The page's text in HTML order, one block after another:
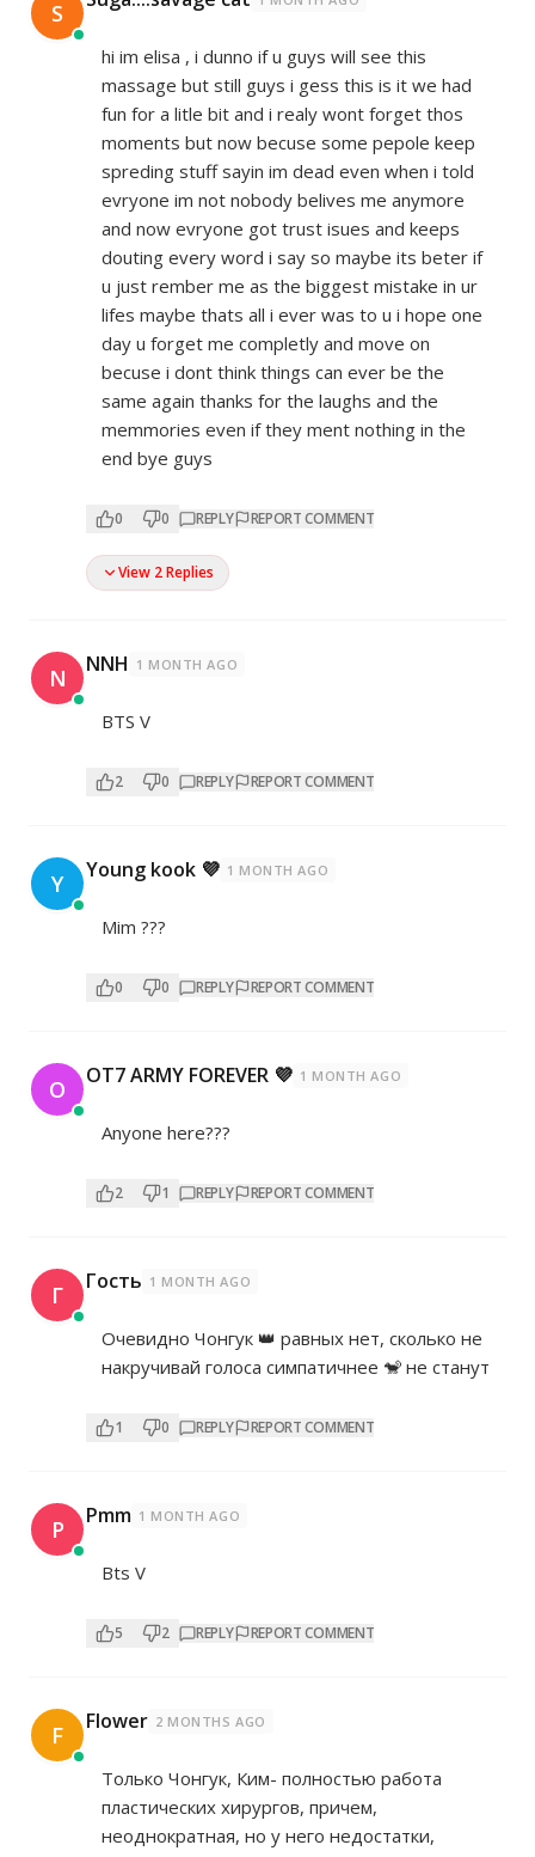
S
hi im elisa , i dunno if u guys will see this
massage but still guys i gess this is it we had
fun for a litle bit and i realy wont forget thos
moments but now becuse some pepole keep
spreding stuff sayin im dead even when i told
evryone im not nobody belives me anymore
and now evryone got trust isues and keeps
douting every word i say so maybe its beter if
u just rember me as the biggest mistake in ur
lifes maybe thats all i ever was to u i hope one
day u forget me completly and move on
becuse i dont think things can ever be the
same again thanks for the laughs and the
memmories even if they ment nothing in the
end bye guys
0 0 REPLY REPORT COMMENT
View 2 Replies
N NNH 1 MONTH AGO
BTS V
2 0 REPLY REPORT COMMENT
Y Young kook 💜 1 MONTH AGO
Mim ???
0 0 REPLY REPORT COMMENT
O OT7 ARMY FOREVER 💜 1 MONTH AGO
Anyone here???
2 1 REPLY REPORT COMMENT
Г Гость 1 MONTH AGO
Очевидно Чонгук 👑 равных нет, сколько не
накручивай голоса симпатичнее 🐒 не станут
1 0 REPLY REPORT COMMENT
P Pmm 1 MONTH AGO
Bts V
5 2 REPLY REPORT COMMENT
F Flower 2 MONTHS AGO
Только Чонгук, Ким- полностью работа
пластических хирургов, причем,
неоднократная, но у него недостатки,